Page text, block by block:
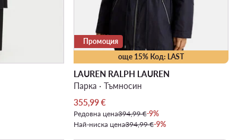
още 15% Код: LAST
Промоция
LAUREN RALPH LAUREN
Парка · Тъмносин
Актуална цена
355,99€
Редовна цена394,99 €-9%
Най-ниска цена394,99 €-9%